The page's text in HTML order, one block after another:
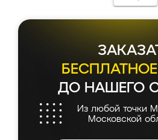
ДО НАШЕГО
Из любой точки
Московской